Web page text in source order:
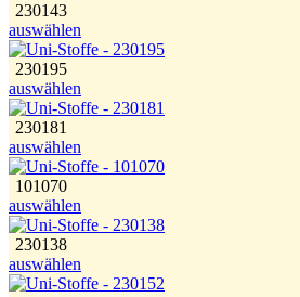
230143
auswählen
230195
auswählen
230181
auswählen
101070
auswählen
230138
auswählen